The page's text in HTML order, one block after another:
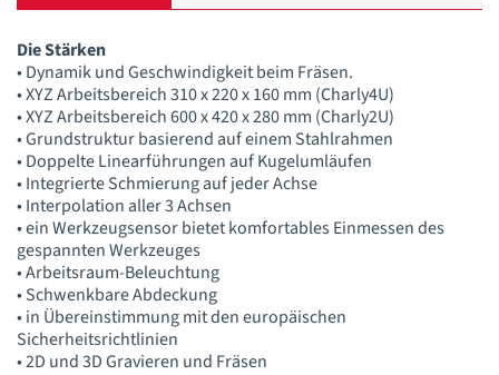
Die Stärken
• Dynamik und Geschwindigkeit beim Fräsen.
• XYZ Arbeitsbereich 310 x 220 x 160 mm (Charly4U)
• XYZ Arbeitsbereich 600 x 420 x 280 mm (Charly2U)
• Grundstruktur basierend auf einem Stahlrahmen
• Doppelte Linearführungen auf Kugelumläufen
• Integrierte Schmierung auf jeder Achse
• Interpolation aller 3 Achsen
• ein Werkzeugsensor bietet komfortables Einmessen des
gespannten Werkzeuges
• Arbeitsraum-Beleuchtung
• Schwenkbare Abdeckung
• in Übereinstimmung mit den europäischen
Sicherheitsrichtlinien
• 2D und 3D Gravieren und Fräsen